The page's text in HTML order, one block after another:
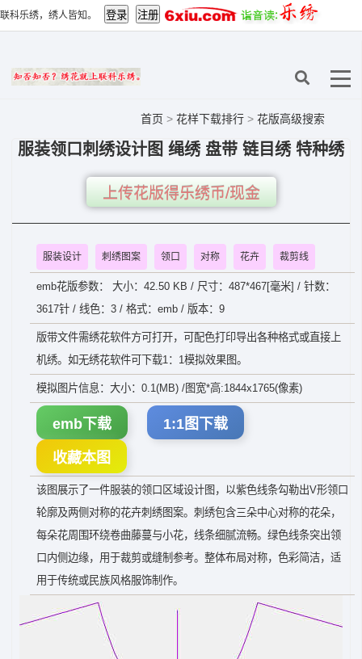
联科乐绣，绣人皆知。
首页 > 花样下载排行 > 花版高级搜索
服装领口刺绣设计图 绳绣 盘带 链目绣 特种绣
上传花版得乐绣币/现金
服装设计 刺绣图案 领口 对称 花卉 裁剪线
emb花版参数： 大小：42.50 KB / 尺寸：487*467[毫米] / 针数：
3617针 / 线色：3 / 格式：emb / 版本：9
版带文件需绣花软件方可打开，可配色打印导出各种格式或直接上
机绣。如无绣花软件可下载1：1模拟效果图。
模拟图片信息：大小：0.1(MB) /图宽*高:1844x1765(像素)
emb下载 1:1图下载
收藏本图
该图展示了一件服装的领口区域设计图，以紫色线条勾勒出V形领口
轮廓及两侧对称的花卉刺绣图案。刺绣包含三朵中心对称的花朵，
每朵花周围环绕卷曲藤蔓与小花，线条细腻流畅。绿色线条突出领
口内侧边缘，用于裁剪或缝制参考。整体布局对称，色彩简洁，适
用于传统或民族风格服饰制作。